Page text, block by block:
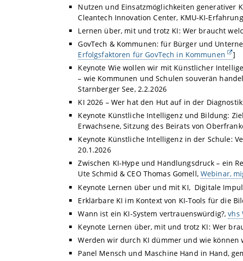
Nutzen und Einsatzmöglichkeiten generativer
Cleantech Innovation Center, KMU-KI-
Lernen über, mit und trotz KI: Wer braucht
GovTech & Kommunen: für Bürger und
Erfolgsfaktoren für GovTech in Kommunen
]
Keynote Wie wollen wir mit Künstlicher
– wie Kommunen und Schulen souverän
Starnberger See, 2.2.2026
KI 2026 – Wer hat den Hut auf in der
Keynote Künstliche Intelligenz und Bildung:
Erwachsene, Sitzung des Beirats von
Keynote Künstliche Intelligenz in der Schule:
20.1.2026
Zwischen KI-Hype und Handlungsdruck – ein
Ute Schmid & CEO Thomas Gomell, Webinar,
Keynote Lernen über und mit KI, Digitale
Erklärbare KI im Kontext von KI-Tools für die
Wann ist ein KI-System vertrauenswürdig?,vhs
Keynote Lernen über, mit und trotz KI: Wer
Werden wir durch KI dümmer und wie können
Panel Mensch und Maschine Hand in Hand,